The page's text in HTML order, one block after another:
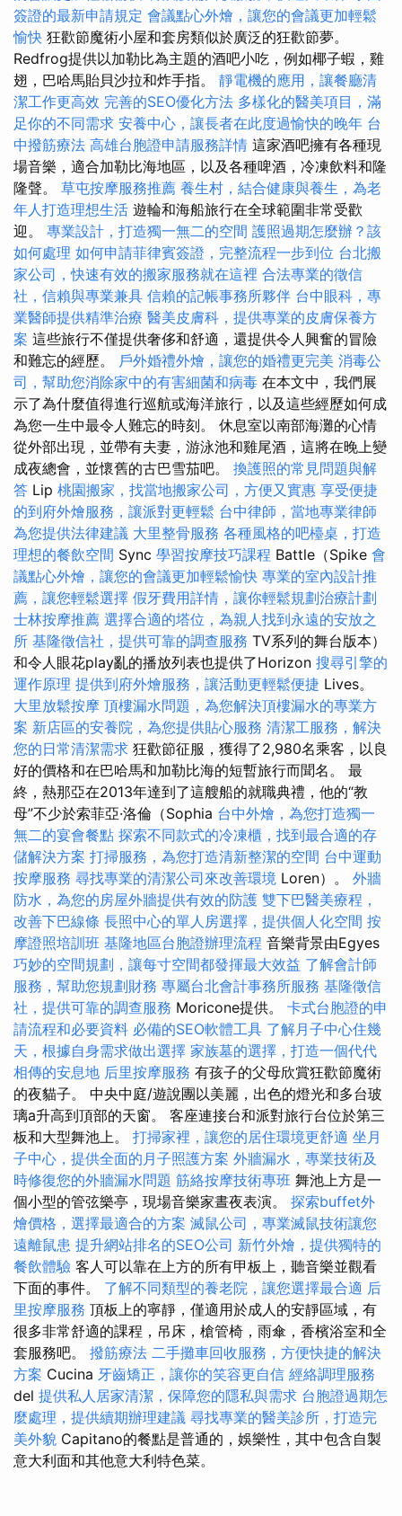
簽證的最新申請規定 會議點心外燴，讓您的會議更加輕鬆
愉快 狂歡節魔術小屋和套房類似於廣泛的狂歡節夢。
Redfrog提供以加勒比為主題的酒吧小吃，例如椰子蝦，雞
翅，巴哈馬貽貝沙拉和炸手指。 靜電機的應用，讓餐廳清
潔工作更高效 完善的SEO優化方法 多樣化的醫美項目，滿
足你的不同需求 安養中心，讓長者在此度過愉快的晚年 台
中撥筋療法 高雄台胞證申請服務詳情 這家酒吧擁有各種現
場音樂，適合加勒比海地區，以及各種啤酒，冷凍飲料和隆
隆聲。 草屯按摩服務推薦 養生村，結合健康與養生，為老
年人打造理想生活 遊輪和海船旅行在全球範圍非常受歡
迎。 專業設計，打造獨一無二的空間 護照過期怎麼辦？該
如何處理 如何申請菲律賓簽證，完整流程一步到位 台北搬
家公司，快速有效的搬家服務就在這裡 合法專業的徵信
社，信賴與專業兼具 信賴的記帳事務所夥伴 台中眼科，專
業醫師提供精準治療 醫美皮膚科，提供專業的皮膚保養方
案 這些旅行不僅提供奢侈和舒適，還提供令人興奮的冒險
和難忘的經歷。 戶外婚禮外燴，讓您的婚禮更完美 消毒公
司，幫助您消除家中的有害細菌和病毒 在本文中，我們展
示了為什麼值得進行巡航或海洋旅行，以及這些經歷如何成
為您一生中最令人難忘的時刻。 休息室以南部海灘的心情
從外部出現，並帶有夫妻，游泳池和雞尾酒，這將在晚上變
成夜總會，並懷舊的古巴雪茄吧。 換護照的常見問題與解
答 Lip 桃園搬家，找當地搬家公司，方便又實惠 享受便捷
的到府外燴服務，讓派對更輕鬆 台中律師，當地專業律師
為您提供法律建議 大里整骨服務 各種風格的吧檯桌，打造
理想的餐飲空間 Sync 學習按摩技巧課程 Battle（Spike 會
議點心外燴，讓您的會議更加輕鬆愉快 專業的室內設計推
薦，讓您輕鬆選擇 假牙費用詳情，讓你輕鬆規劃治療計劃
士林按摩推薦 選擇合適的塔位，為親人找到永遠的安放之
所 基隆徵信社，提供可靠的調查服務 TV系列的舞台版本）
和令人眼花play亂的播放列表也提供了Horizo​​n 搜尋引擎的
運作原理 提供到府外燴服務，讓活動更輕鬆便捷 Lives。
大里放鬆按摩 頂樓漏水問題，為您解決頂樓漏水的專業方
案 新店區的安養院，為您提供貼心服務 清潔工服務，解決
您的日常清潔需求 狂歡節征服，獲得了2,980名乘客，以良
好的價格和在巴哈馬和加勒比海的短暫旅行而聞名。 最
終，熱那亞在2013年達到了這艘船的就職典禮，他的“教
母”不少於索菲亞·洛倫（Sophia 台中外燴，為您打造獨一
無二的宴會餐點 探索不同款式的冷凍櫃，找到最合適的存
儲解決方案 打掃服務，為您打造清新整潔的空間 台中運動
按摩服務 尋找專業的清潔公司來改善環境 Loren）。 外牆
防水，為您的房屋外牆提供有效的防護 雙下巴醫美療程，
改善下巴線條 長照中心的單人房選擇，提供個人化空間 按
摩證照培訓班 基隆地區台胞證辦理流程 音樂背景由Egyes
巧妙的空間規劃，讓每寸空間都發揮最大效益 了解會計師
服務，幫助您規劃財務 專屬台北會計事務所服務 基隆徵信
社，提供可靠的調查服務 Moricone提供。 卡式台胞證的申
請流程和必要資料 必備的SEO軟體工具 了解月子中心住幾
天，根據自身需求做出選擇 家族墓的選擇，打造一個代代
相傳的安息地 后里按摩服務 有孩子的父母欣賞狂歡節魔術
的夜貓子。 中央中庭/遊說團以美麗，出色的燈光和多台玻
璃a升高到頂部的天窗。 客座連接台和派對旅行台位於第三
板和大型舞池上。 打掃家裡，讓您的居住環境更舒適 坐月
子中心，提供全面的月子照護方案 外牆漏水，專業技術及
時修復您的外牆漏水問題 筋絡按摩技術專班 舞池上方是一
個小型的管弦樂亭，現場音樂家晝夜表演。 探索buffet外
燴價格，選擇最適合的方案 滅鼠公司，專業滅鼠技術讓您
遠離鼠患 提升網站排名的SEO公司 新竹外燴，提供獨特的
餐飲體驗 客人可以靠在上方的所有甲板上，聽音樂並觀看
下面的事件。 了解不同類型的養老院，讓您選擇最合適 后
里按摩服務 頂板上的寧靜，僅適用於成人的安靜區域，有
很多非常舒適的課程，吊床，槍管椅，雨傘，香檳浴室和全
套服務吧。 撥筋療法 二手攤車回收服務，方便快捷的解決
方案 Cucina 牙齒矯正，讓你的笑容更自信 經絡調理服務
del 提供私人居家清潔，保障您的隱私與需求 台胞證過期怎
麼處理，提供續期辦理建議 尋找專業的醫美診所，打造完
美外貌 Capitano的餐點是普通的，娛樂性，其中包含自製
意大利面和其他意大利特色菜。